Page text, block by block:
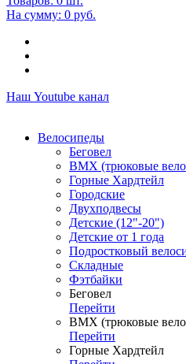
На сумму: 0 руб.
Наш Youtube канал
Велосипеды
Беговел
ВМХ (трюковые
Горные Хардтейл
Городские
Двухподвесы
Детские (12"-20")
Детские от 1 года
Подростковый
Складные
Фэтбайки
Беговел
Перейти
ВМХ (трюковые
Перейти
Горные Хардтейл